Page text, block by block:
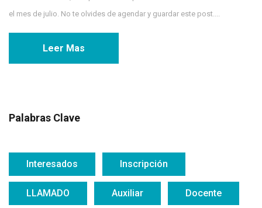
el mes de julio. No te olvides de agendar y guardar este post....
Leer Mas
Palabras Clave
Interesados Inscripción
LLAMADO Auxiliar Docente